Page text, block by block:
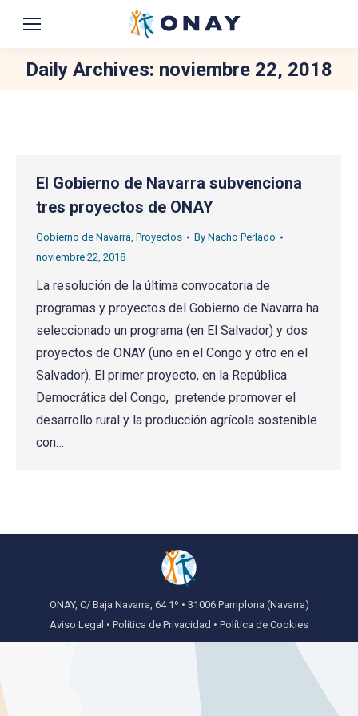
Daily Archives: noviembre 22, 2018
El Gobierno de Navarra subvenciona
tres proyectos de ONAY
Gobierno de Navarra, Proyectos By Nacho Perlado
noviembre 22, 2018
La resolución de la última convocatoria de
programas y proyectos del Gobierno de Navarra ha
seleccionado un programa (en El Salvador) y dos
proyectos de ONAY (uno en el Congo y otro en el
Salvador). El primer proyecto, en la República
Democrática del Congo, pretende promover el
desarrollo rural y la producción agrícola sostenible
con…
ONAY, C/ Baja Navarra, 64 1º • 31006 Pamplona (Navarra)
Aviso Legal • Política de Privacidad • Política de Cookies